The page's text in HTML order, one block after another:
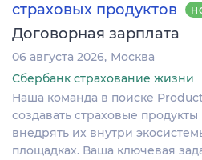
страховых продуктов
Договорная зарплата
06 августа 2026 Москва
Сбербанк страхование жизни
Наша команда в поиске
создавать страховые
внедрять их внутри
площадках. Ваша ключевая